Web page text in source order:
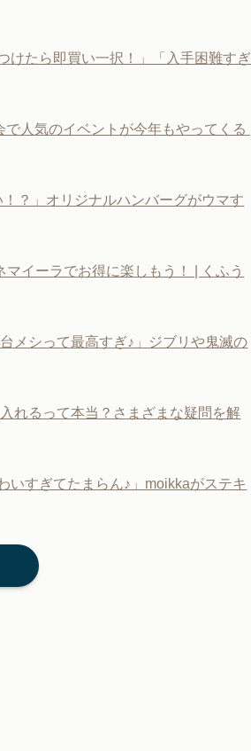
けたら即買い一択！」「入手困難すぎ
人気のイベントが今年もやってくる |
？」オリジナルハンバーグがウマす
イーラでお得に楽しもう！ | くふう
メシって最高すぎ♪」ジブリや鬼滅の
れるって本当？さまざまな疑問を解
いすぎてたまらん♪」moikkaがステキ